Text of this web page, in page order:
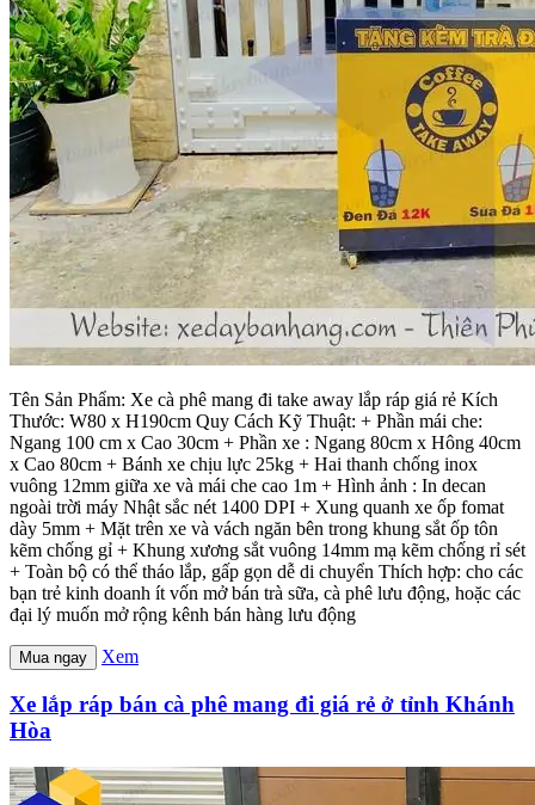
Tên Sản Phẩm: Xe cà phê mang đi take away lắp ráp giá rẻ Kích
Thước: W80 x H190cm Quy Cách Kỹ Thuật: + Phần mái che:
Ngang 100 cm x Cao 30cm + Phần xe : Ngang 80cm x Hông 40cm
x Cao 80cm + Bánh xe chịu lực 25kg + Hai thanh chống inox
vuông 12mm giữa xe và mái che cao 1m + Hình ảnh : In decan
ngoài trời máy Nhật sắc nét 1400 DPI + Xung quanh xe ốp fomat
dày 5mm + Mặt trên xe và vách ngăn bên trong khung sắt ốp tôn
kẽm chống gỉ + Khung xương sắt vuông 14mm mạ kẽm chống rỉ sét
+ Toàn bộ có thể tháo lắp, gấp gọn dễ di chuyển Thích hợp: cho các
bạn trẻ kinh doanh ít vốn mở bán trà sữa, cà phê lưu động, hoặc các
đại lý muốn mở rộng kênh bán hàng lưu động
Mua ngay Xem
Xe lắp ráp bán cà phê mang đi giá rẻ ở tỉnh Khánh
Hòa